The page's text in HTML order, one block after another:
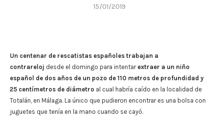
15/01/2019
Un centenar de rescatistas españoles trabajan a
contrareloj desde el domingo para intentar extraer a un niño
español de dos años de un pozo de 110 metros de profundidad y
25 centímetros de diámetro al cual habría caído en la localidad de
Totalán, en Málaga. La único que pudieron encontrar es una bolsa con
juguetes que tenía en la mano cuando se cayó.